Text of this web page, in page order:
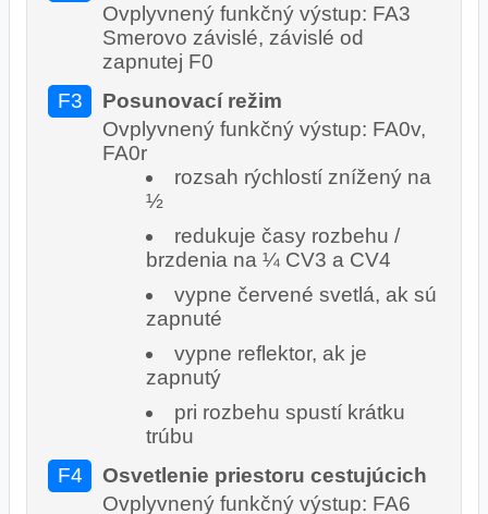
Ovplyvnený funkčný výstup: FA3
Smerovo závislé, závislé od
zapnutej F0
F3
Posunovací režim
Ovplyvnený funkčný výstup: FA0v,
FA0r
rozsah rýchlostí znížený na
½
redukuje časy rozbehu /
brzdenia na ¼ CV3 a CV4
vypne červené svetlá, ak sú
zapnuté
vypne reflektor, ak je
zapnutý
pri rozbehu spustí krátku
trúbu
F4
Osvetlenie priestoru cestujúcich
Ovplyvnený funkčný výstup: FA6